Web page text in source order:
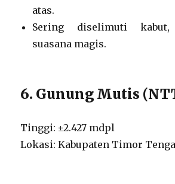
atas.
Sering diselimuti kabut,
suasana magis.
6. Gunung Mutis
Tinggi: ±2.427 mdpl
Lokasi: Kabupaten Timor